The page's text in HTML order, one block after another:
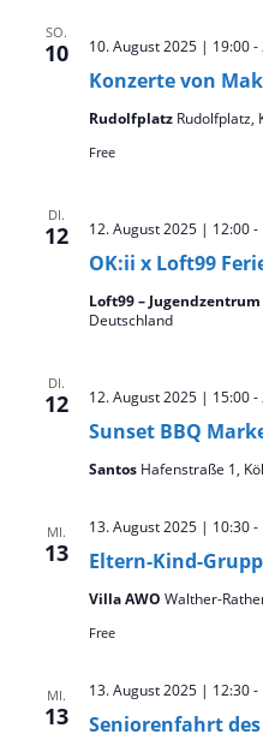
SO.
10
Konzerte von
10. August 2025 | 19:00-
Rudolfplatz Rudolfplatz,
Free
DI.
12
OK:ii x Loft99
12. August 2025 | 12:00-
Loft99 – Jugendzentrum
Deutschland
DI.
12
Sunset BBQ
12. August 2025 | 15:00-
Santos Hafenstraße 1,
MI.
13 Eltern-Kind-
13. August 2025 | 10:30-
Villa AWO Walther-
Free
MI.
13 Seniorenfahrt
13. August 2025 | 12:30-